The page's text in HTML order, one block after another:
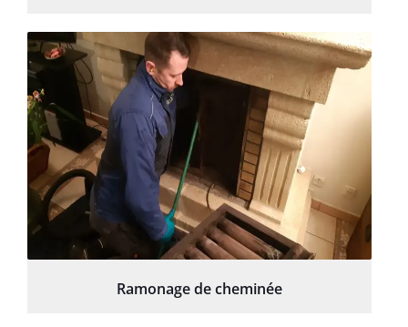
Ramonage de cheminée